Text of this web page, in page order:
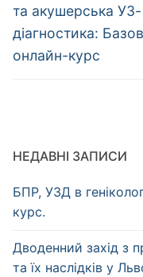
запис:
та акушерська УЗ-
діагностика:
онлайн-курс
НЕДАВНІ ЗАПИСИ
БПР, УЗД в
курс.
Дводенний захід з
та їх наслідків у